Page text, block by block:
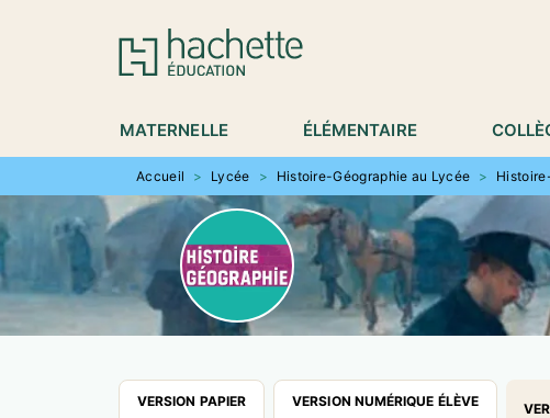
MENU RECHERCHE
MATERNELLE ÉLÉMENTAIRE
Accueil > Lycée > Histoire-Géographie au Lycée >
VERSION PAPIER VERSION NUMÉRIQUE ÉLÈVE